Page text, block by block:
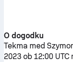
O dogodku
Tekma med
2023 ob 12:00